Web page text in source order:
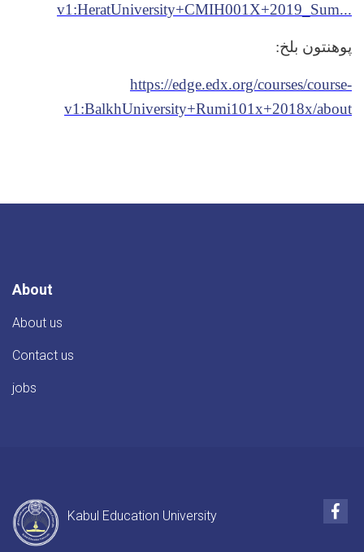
v1:HeratUniversity+CMIH001X+2019_Sum...
پوهنتون بلخ:
https://edge.edx.org/courses/course-
v1:BalkhUniversity+Rumi101x+2018x/about
About
About us
Contact us
jobs
Kabul Education University